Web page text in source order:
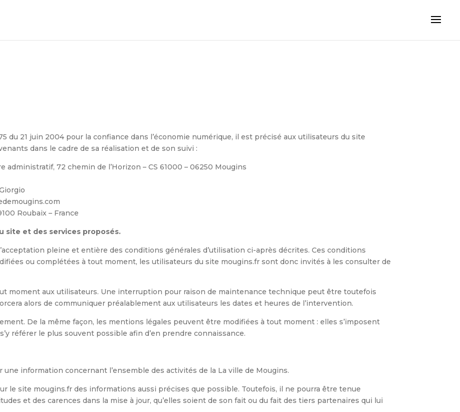
du 21 juin 2004 pour la confiance dans l’économie numérique, il est précisé aux utilisateurs du site
dans le cadre de sa réalisation et de son suivi :
administratif, 72 chemin de l’Horizon – CS 61000 – 06250 Mougins
Roubaix – France
site et des services proposés.
pleine et entière des conditions générales d’utilisation ci-après décrites. Ces conditions
ou complétées à tout moment, les utilisateurs du site mougins.fr sont donc invités à les consulter de
moment aux utilisateurs. Une interruption pour raison de maintenance technique peut être toutefois
alors de communiquer préalablement aux utilisateurs les dates et heures de l’intervention.
De la même façon, les mentions légales peuvent être modifiées à tout moment : elles s’imposent
référer le plus souvent possible afin d’en prendre connaissance.
information concernant l’ensemble des activités de la La ville de Mougins.
le site mougins.fr des informations aussi précises que possible. Toutefois, il ne pourra être tenue
et des carences dans la mise à jour, qu’elles soient de son fait ou du fait des tiers partenaires qui lui